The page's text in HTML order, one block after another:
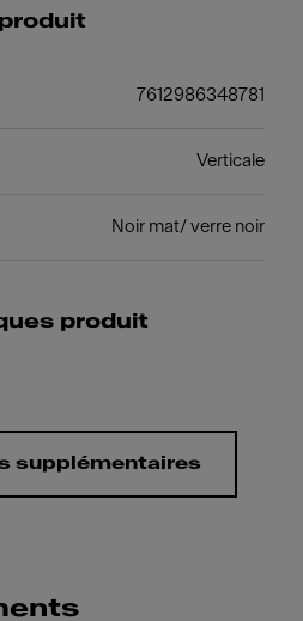
7612986348781
Verticale
Noir mat/ verre noir
produit
supplémentaires